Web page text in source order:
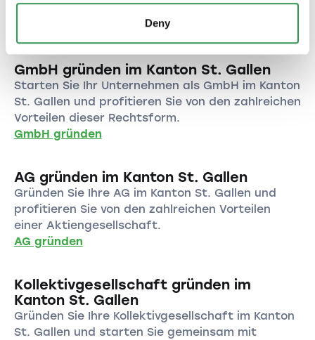
Deny
dieser wundervollen Region.
GmbH gründen im Kanton St. Gallen
Starten Sie Ihr Unternehmen als GmbH im Kanton
St. Gallen und profitieren Sie von den zahlreichen
Vorteilen dieser Rechtsform.
GmbH gründen
AG gründen im Kanton St. Gallen
Gründen Sie Ihre AG im Kanton St. Gallen und
profitieren Sie von den zahlreichen Vorteilen
einer Aktiengesellschaft.
AG gründen
Kollektivgesellschaft gründen im
Kanton St. Gallen
Gründen Sie Ihre Kollektivgesellschaft im Kanton
St. Gallen und starten Sie gemeinsam mit